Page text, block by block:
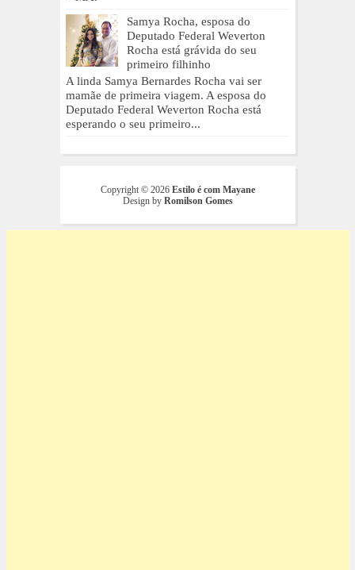
Samya Rocha, esposa do
Deputado Federal Weverton
Rocha está grávida do seu
primeiro filhinho
A linda Samya Bernardes Rocha vai ser
mamãe de primeira viagem. A esposa do
Deputado Federal Weverton Rocha está
esperando o seu primeiro...
Copyright © 2026 Estilo é com Mayane
Design by Romilson Gomes